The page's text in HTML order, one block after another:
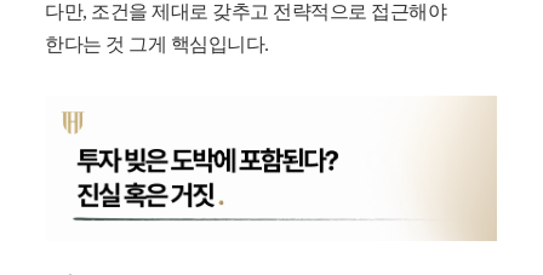
다만, 조건을 제대로 갖추고 전략적으로 접근해야
한다는 것 그게 핵심입니다.